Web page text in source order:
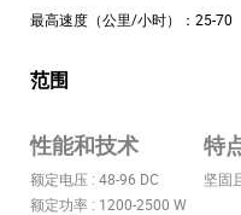
最高速度（公里/小时）：25-70
范围
性能和技术
额定电压 : 48-96 DC
额定功率 : 1200-2500 W
特
坚固